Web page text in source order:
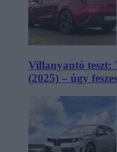
Villanyautó teszt:
(2025) – úgy